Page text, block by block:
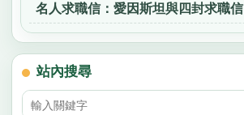
名人求職信：愛因斯坦與四封求職信
站內搜尋